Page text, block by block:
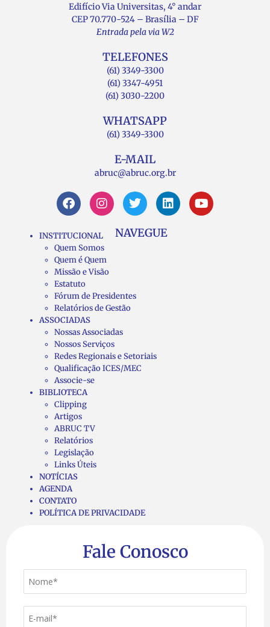
Edifício Via Universitas, 4° andar
CEP 70.770-524 – Brasília – DF
Entrada pela via W2
TELEFONES
(61) 3349-3300
(61) 3347-4951
(61) 3030-2200
WHATSAPP
(61) 3349-3300
E-MAIL
abruc@abruc.org.br
NAVEGUE
INSTITUCIONAL
Quem Somos
Quem é Quem
Missão e Visão
Estatuto
Fórum de Presidentes
Relatórios de Gestão
ASSOCIADAS
Nossas Associadas
Nossos Serviços
Redes Regionais e Setoriais
Qualificação ICES/MEC
Associe-se
BIBLIOTECA
Clipping
Artigos
ABRUC TV
Relatórios
Legislação
Links Úteis
NOTÍCIAS
AGENDA
CONTATO
POLÍTICA DE PRIVACIDADE
Fale Conosco